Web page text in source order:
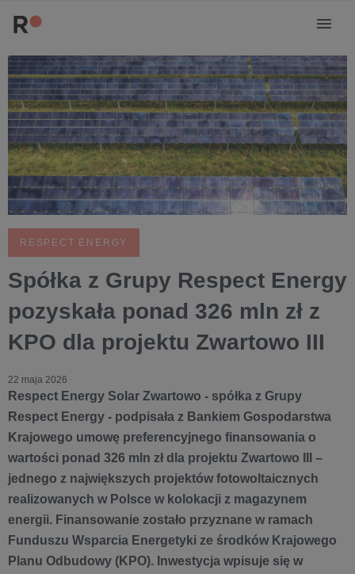
RESPECT ENERGY
Spółka z Grupy Respect Energy
pozyskała ponad 326 mln zł z
KPO dla projektu Zwartowo III
22 maja 2026
Respect Energy Solar Zwartowo - spółka z Grupy
Respect Energy - podpisała z Bankiem Gospodarstwa
Krajowego umowę preferencyjnego finansowania o
wartości ponad 326 mln zł dla projektu Zwartowo III –
jednego z największych projektów fotowoltaicznych
realizowanych w Polsce w kolokacji z magazynem
energii. Finansowanie zostało przyznane w ramach
Funduszu Wsparcia Energetyki ze środków Krajowego
Planu Odbudowy (KPO). Inwestycja wpisuje się w